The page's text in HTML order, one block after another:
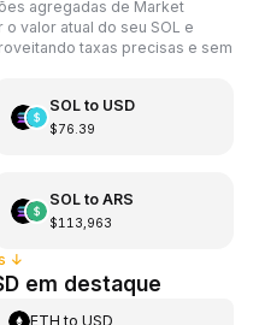
agregadas de Market
valor atual do seu SOL e
taxas precisas e sem
SOLto USD
$76.39
SOLto ARS
$113,963
↓
em destaque
ETH toUSD